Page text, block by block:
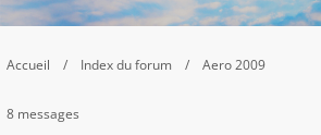
Accueil Index du forum Aero 2009
8 messages